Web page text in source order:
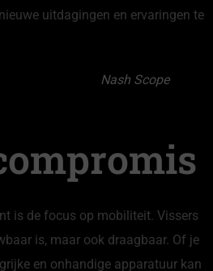
uitdagingen en ervaringen te
is de focus op mobiliteit. Vissers
is, maar ook draagbaar. Of je
en onhandige apparatuur kan